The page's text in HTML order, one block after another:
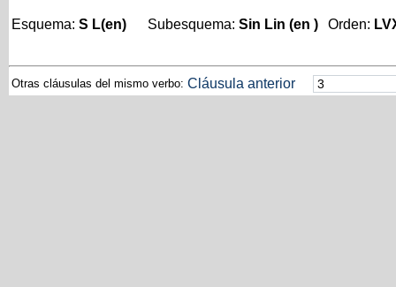
Esquema: S L(en) Subesquema: Sin Lin (en ) Orden:
Otras cláusulas del mismo verbo: Cláusula anterior